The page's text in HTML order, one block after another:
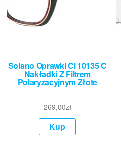
Solano Oprawki Cl 10135 C
Nakładki Z Filtrem
Polaryzacyjnym Złote
269,00zł
Kup